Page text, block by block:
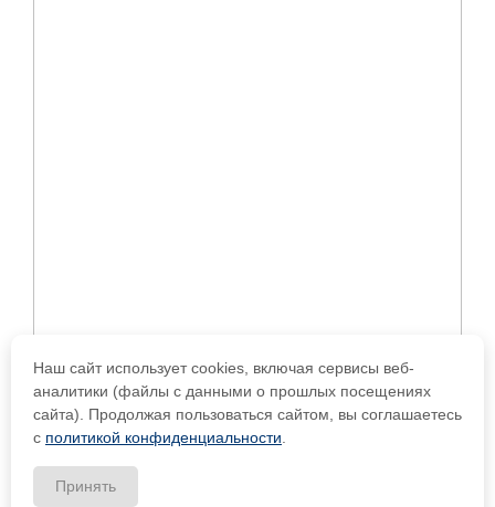
Наш сайт использует cookies, включая сервисы веб-
аналитики (файлы с данными о прошлых посещениях
сайта). Продолжая пользоваться сайтом, вы соглашаетесь
с политикой конфиденциальности
Принять